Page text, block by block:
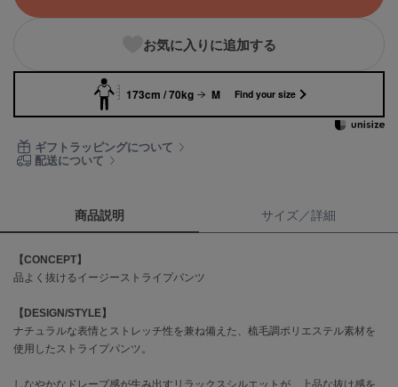
Calvin Klein
CELFORD
Clarks Premium
クラークス
CODE A
コードエー
コール ハーン
お気に入りに追加する
173cm / 70kg M Find your size
ギフトラッピングについて
配送について
商品説明 サイズ／詳細
【CONCEPT】
品よく抜けるイージーストライプパンツ
【DESIGN/STYLE】
ナチュラルな表情とストレッチ性を兼ね備えた、梳毛調ポリエステル素材を
使用したストライプパンツ。
しなやかなドレープ感が生み出すリラックスシルエットが、上品な抜け感を